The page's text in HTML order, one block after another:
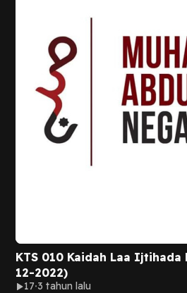
KTS 010 Kaidah Laa Ijtihada
12-2022)
17 3 tahun lalu